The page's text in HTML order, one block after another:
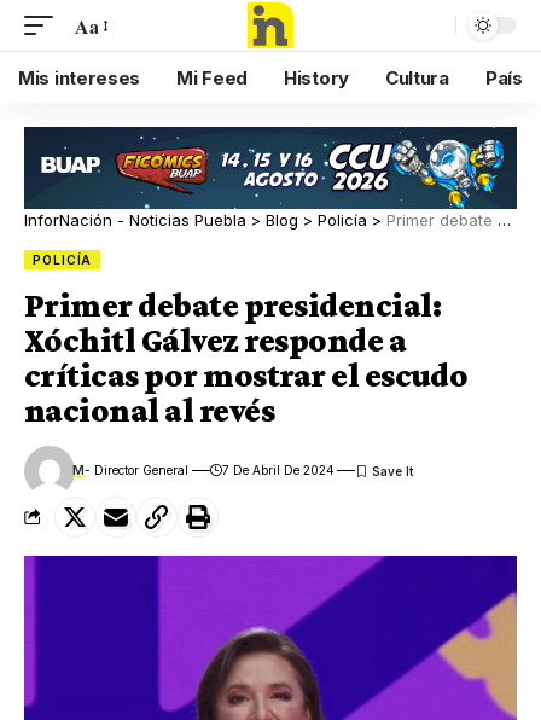
Aa
Mis intereses Mi Feed History Cultura País
InforNación - Noticias Puebla > Blog > Policía > Primer debate presidencial: Xóchitl Gálvez responde a críticas por mostrar el escudo nacional al revés
POLICÍA
Primer debate presidencial:
Xóchitl Gálvez responde a
críticas por mostrar el escudo
nacional al revés
M- Director General 7 De Abril De 2024